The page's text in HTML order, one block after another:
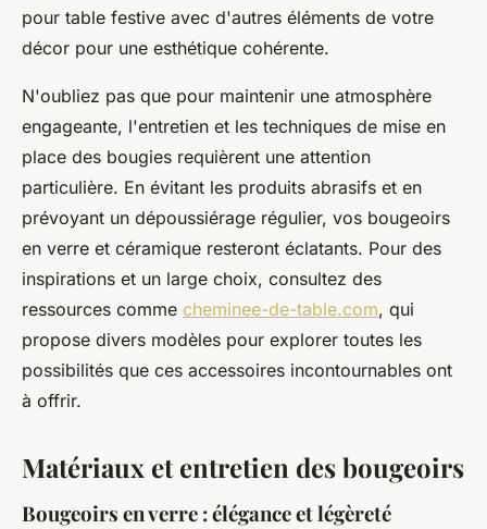
pour table festive avec d'autres éléments de votre
décor pour une esthétique cohérente.
N'oubliez pas que pour maintenir une atmosphère
engageante, l'entretien et les techniques de mise en
place des bougies requièrent une attention
particulière. En évitant les produits abrasifs et en
prévoyant un dépoussiérage régulier, vos bougeoirs
en verre et céramique resteront éclatants. Pour des
inspirations et un large choix, consultez des
ressources comme cheminee-de-table.com, qui
propose divers modèles pour explorer toutes les
possibilités que ces accessoires incontournables ont
à offrir.
Matériaux et entretien des bougeoirs
Bougeoirs en verre : élégance et légèreté